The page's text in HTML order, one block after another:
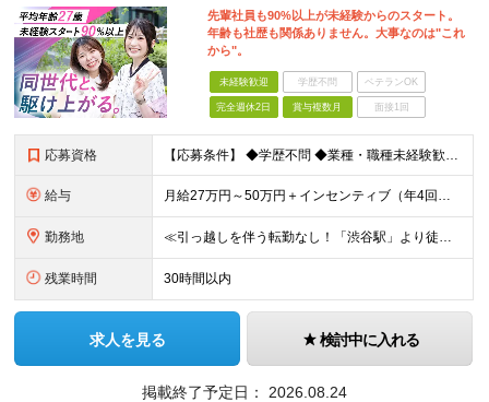
先輩社員も90%以上が未経験からのスタート。
年齢も社歴も関係ありません。大事なのは"これ
から"。
未経験歓迎 学歴不問 ベテランOK
完全週休2日 賞与複数月 面接1回
応募資格 【応募条件】 ◆学歴不問 ◆業種・職種未経験歓迎 ◆35歳以下の方（※若年層の長期キャリア形成のため） ＼入社者の多くが"人と関わる仕事"出身です！／ 「今の環境より、もっと成果にコミットしたい」
給与 月給27万円～50万円＋インセンティブ（年4回／社内規定による）＋業績賞与（年1回） ※固定残業代(月35時間分/58,000円~)を含みます。超過分は別途支給。 ※残業平均時間：25時間以内 ※経験
勤務地 ≪引っ越しを伴う転勤なし！「渋谷駅」より徒歩5分≫ 【東京本社】 東京都渋谷区渋谷2丁目16-1 Daiwa渋谷宮益坂ビル5階 (変更の範囲)上記を除く当社関連勤務地
残業時間 30時間以内
求人を見る 検討中に入れる
掲載終了予定日： 2026.08.24